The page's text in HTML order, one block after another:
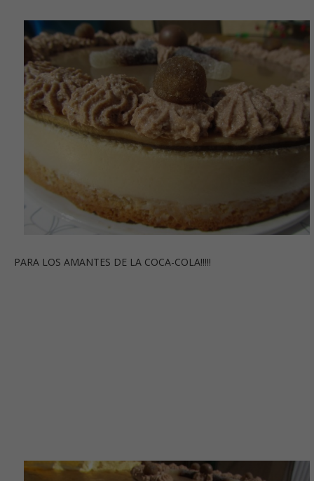
PARA LOS AMANTES DE LA COCA-COLA!!!!!